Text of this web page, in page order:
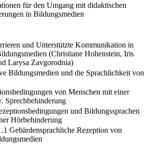
für den Umgang mit didaktischen
in Bildungsmedien
und Unterstützte Kommunikation in
(Christiane Hohenstein, Iris
Larysa Zavgorodnia)
Bildungsmedien und die Sprachlichkeit von
von Menschen mit einer
Sprechbehinderung
und Bildungssprachen
Hörbehinderung
Gebärdensprachliche Rezeption von